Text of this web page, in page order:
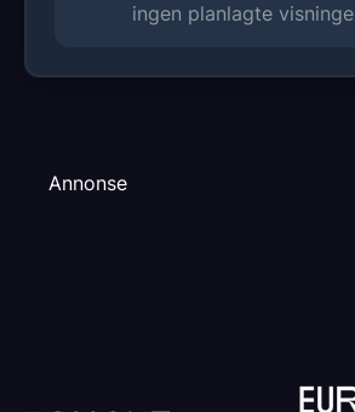
ingen planlagte
Annonse